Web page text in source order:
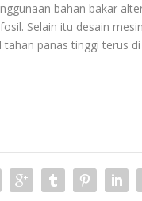
bahan bakar
Selain itu desain
panas tinggi terus